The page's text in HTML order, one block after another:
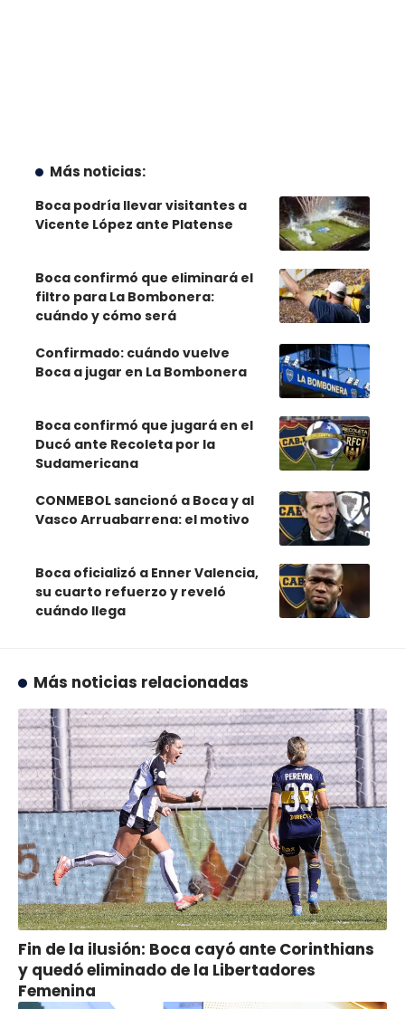
Más noticias:
Boca podría llevar visitantes a
Vicente López ante Platense
Boca confirmó que eliminará el
filtro para La Bombonera:
cuándo y cómo será
Confirmado: cuándo vuelve
Boca a jugar en La Bombonera
Boca confirmó que jugará en el
Ducó ante Recoleta por la
Sudamericana
CONMEBOL sancionó a Boca y al
Vasco Arruabarrena: el motivo
Boca oficializó a Enner Valencia,
su cuarto refuerzo y reveló
cuándo llega
Más noticias relacionadas
Fin de la ilusión: Boca cayó ante Corinthians
y quedó eliminado de la Libertadores
Femenina